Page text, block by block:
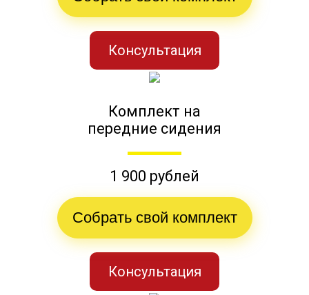
Консультация
Комплект на
передние сидения
1 900 рублей
Собрать свой комплект
Консультация